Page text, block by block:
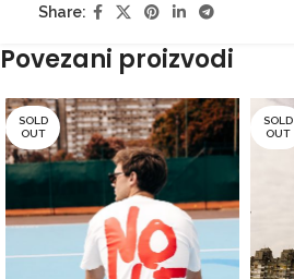
Share:
Povezani proizvodi
SOLD
OUT
SOLD
OUT